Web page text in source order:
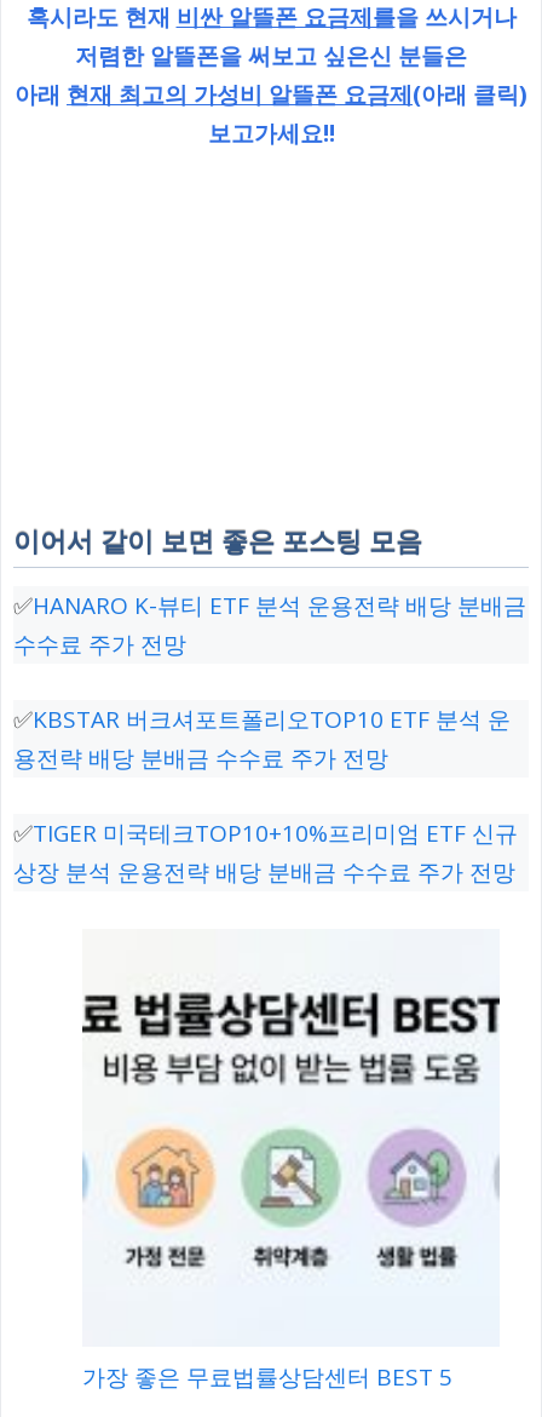
혹시라도 현재 비싼 알뜰폰 요금제를을 쓰시거나
저렴한 알뜰폰을 써보고 싶은신 분들은
아래 현재 최고의 가성비 알뜰폰 요금제(아래 클릭)
보고가세요!!
✅HANARO K-뷰티 ETF 분석 운용전략 배당 분배금
✅KBSTAR 버크셔포트폴리오TOP10 ETF 분석 운
상장 분석 운용전략 배당 분배금 수수료 주가 전망